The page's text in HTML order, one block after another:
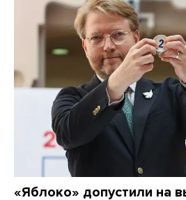
«Яблоко» допустили на